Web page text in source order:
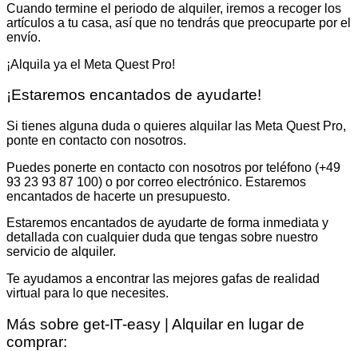
Cuando termine el periodo de alquiler, iremos a recoger los
artículos a tu casa, así que no tendrás que preocuparte por el
envío.
¡Alquila ya el Meta Quest Pro!
¡Estaremos encantados de ayudarte!
Si tienes alguna duda o quieres alquilar las Meta Quest Pro,
ponte en contacto con nosotros.
Puedes ponerte en contacto con nosotros por teléfono (+49
93 23 93 87 100) o por correo electrónico. Estaremos
encantados de hacerte un presupuesto.
Estaremos encantados de ayudarte de forma inmediata y
detallada con cualquier duda que tengas sobre nuestro
servicio de alquiler.
Te ayudamos a encontrar las mejores gafas de realidad
virtual para lo que necesites.
Más sobre get-IT-easy | Alquilar en lugar de
comprar: